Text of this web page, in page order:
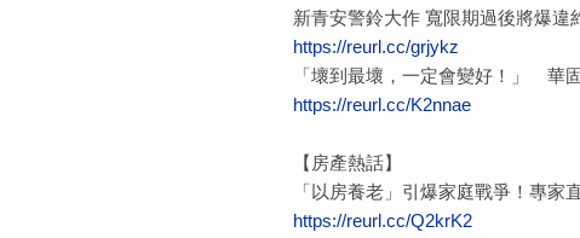
新青安警鈴大作 寬限期過後將爆違
https://reurl.cc/grjykz
「壞到最壞，一定會變好！」 華
https://reurl.cc/K2nnae
【房產熱話】
「以房養老」引爆家庭戰爭！專
https://reurl.cc/Q2krK2